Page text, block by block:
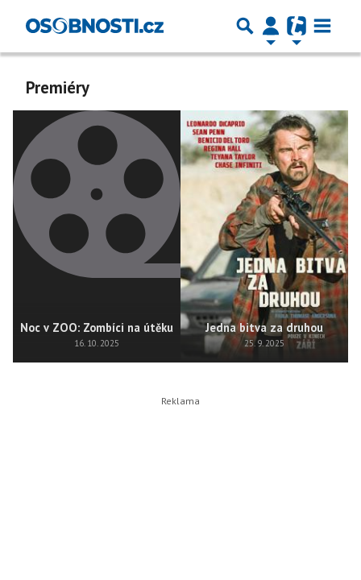
Premiéry
Noc v ZOO: Zombíci na útěku
16. 10. 2025
Jedna bitva za druhou
25. 9. 2025